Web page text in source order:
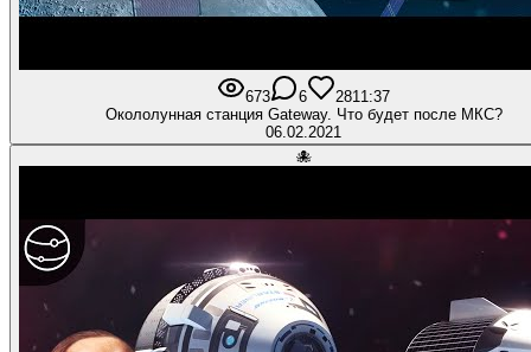
673 6 2811:37
Окололунная станция Gateway. Что будет после МКС?
06.02.2021
🐙